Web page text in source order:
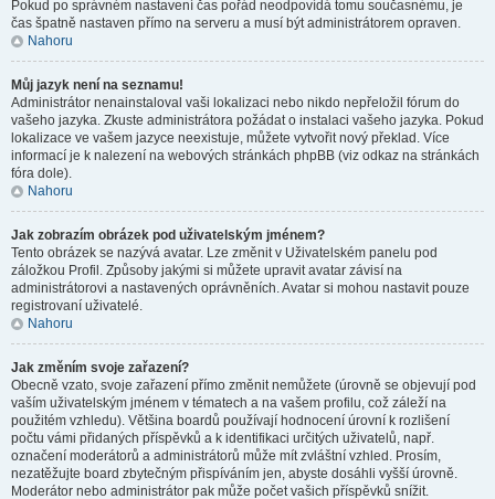
Pokud po správném nastavení čas pořád neodpovídá tomu současnému, je
čas špatně nastaven přímo na serveru a musí být administrátorem opraven.
Nahoru
Můj jazyk není na seznamu!
Administrátor nenainstaloval vaši lokalizaci nebo nikdo nepřeložil fórum do
vašeho jazyka. Zkuste administrátora požádat o instalaci vašeho jazyka. Pokud
lokalizace ve vašem jazyce neexistuje, můžete vytvořit nový překlad. Více
informací je k nalezení na webových stránkách phpBB (viz odkaz na stránkách
fóra dole).
Nahoru
Jak zobrazím obrázek pod uživatelským jménem?
Tento obrázek se nazývá avatar. Lze změnit v Uživatelském panelu pod
záložkou Profil. Způsoby jakými si můžete upravit avatar závisí na
administrátorovi a nastavených oprávněních. Avatar si mohou nastavit pouze
registrovaní uživatelé.
Nahoru
Jak změním svoje zařazení?
Obecně vzato, svoje zařazení přímo změnit nemůžete (úrovně se objevují pod
vaším uživatelským jménem v tématech a na vašem profilu, což záleží na
použitém vzhledu). Většina boardů používají hodnocení úrovní k rozlišení
počtu vámi přidaných příspěvků a k identifikaci určitých uživatelů, např.
označení moderátorů a administrátorů může mít zvláštní vzhled. Prosím,
nezatěžujte board zbytečným přispíváním jen, abyste dosáhli vyšší úrovně.
Moderátor nebo administrátor pak může počet vašich příspěvků snížit.